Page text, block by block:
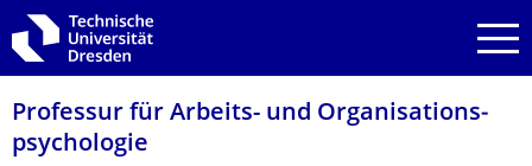
Zur Hauptnavigation springen
Zur Suche springen
Zum Inhalt springen
Professur für Arbeits- und Organisations­
psychologie